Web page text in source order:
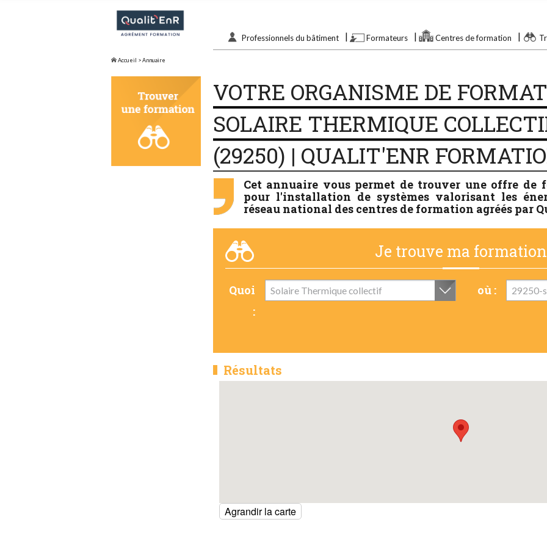
Professionnels du bâtiment Formateurs Centres de formation
Accueil > Annuaire
VOTRE ORGANISME DE
SOLAIRE THERMIQUE
(29250) | QUALIT'ENR
Cet annuaire vous permet de trouver une offre de
pour l'installation de systèmes valorisant les
réseau national des centres de formation agréés par
Je trouve ma formation
Quoi
:
Solaire Thermique collectif où : 29250-
Résultats
Agrandir la carte